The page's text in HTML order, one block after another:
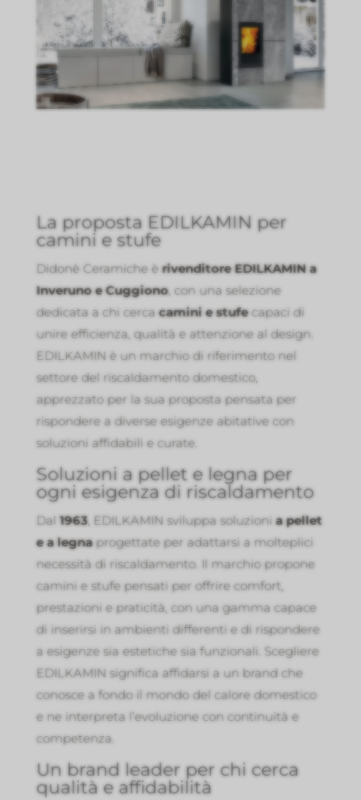
La proposta EDILKAMIN per
camini e stufe
Didonè Ceramiche èrivenditore EDILKAMIN a
Inveruno e Cuggiono, con una selezione
dedicata a chi cercacamini e stufecapaci di
unire efficienza, qualità e attenzione al design.
EDILKAMIN è un marchio di riferimento nel
settore del riscaldamento domestico,
apprezzato per la sua proposta pensata per
rispondere a diverse esigenze abitative con
soluzioni affidabili e curate.
Soluzioni a pellet e legna per
ogni esigenza di riscaldamento
Dal 1963, EDILKAMIN sviluppa soluzioni a pellet
e a legnaprogettate per adattarsi a molteplici
necessità di riscaldamento. Il marchio propone
camini e stufe pensati per offrire comfort,
prestazioni e praticità, con una gamma capace
di inserirsi in ambienti differenti e di rispondere
a esigenze sia estetiche sia funzionali. Scegliere
EDILKAMIN significa affidarsi a un brand che
conosce a fondo il mondo del calore domestico
e ne interpreta l’evoluzione con continuità e
competenza.
Un brand leader per chi cerca
qualità e affidabilità